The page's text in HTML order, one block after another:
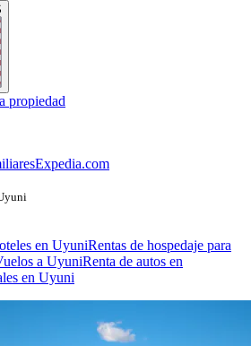
propiedad
Expedia.com
en UyuniRentas de hospedaje para
a UyuniRenta de autos en
en Uyuni